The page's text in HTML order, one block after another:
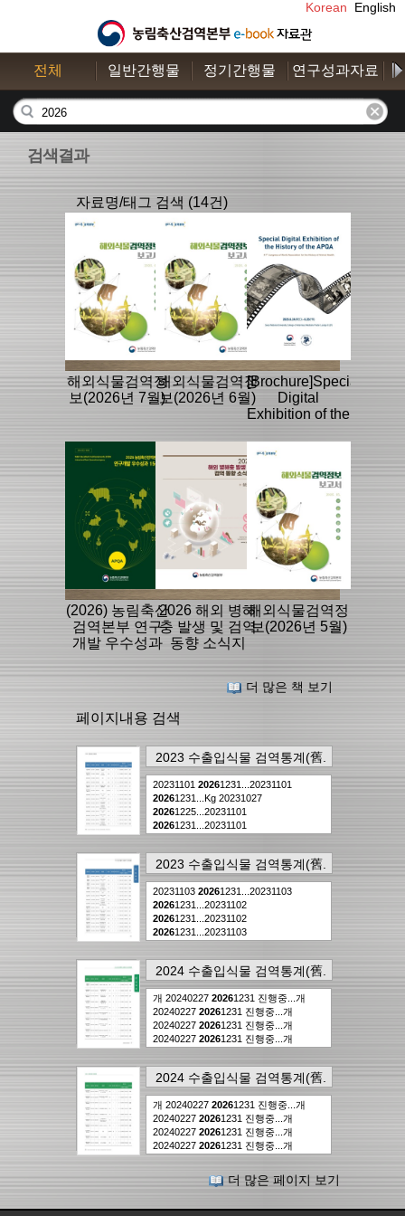
Korean English
전체 일반간행물 정기간행물 연구성과자료
검색결과
자료명/태그 검색 (14건)
해외식물검역정
보(2026년 7월)
해외식물검역정
보(2026년 6월)
[Brochure]Special
Digital
Exhibition of the
APQA
(2026) 농림축산
검역본부 연구
개발 우수성과
2026 해외 병해
충 발생 및 검역
동향 소식지
해외식물검역정
보(2026년 5월)
더 많은 책 보기
페이지내용 검색
2023 수출입식물 검역통계(舊.
식물검역연보)의50page에
서.. 9건
20231101 20261231...20231101
20261231...Kg 20231027
20261225...20231101
20261231...20231101
20261231...20231101
20261231...20231101
20261231...202311012026 1231...
2023 수출입식물 검역통계(舊.
식물검역연보)의51page에
서.. 8건
20231103 20261231...20231103
20261231...20231102
20261231...20231102
20261231...20231103
20261231...20231102
20261231...2023110320261231...
2024 수출입식물 검역통계(舊.
식물검역연보)의45page에
서.. 7건
개 20240227 20261231 진행중...개
20240227 20261231 진행중...개
20240227 20261231 진행중...개
20240227 20261231 진행중...개
2024042220261231 진행중...개
2024022720261231 진행중...
2024 수출입식물 검역통계(舊.
식물검역연보)의46page에
서.. 7건
개 20240227 20261231 진행중...개
20240227 20261231 진행중...개
20240227 20261231 진행중...개
20240227 20261231 진행중...개
1231 진행중...개
20240227
20261231 진행중...
더 많은 페이지 보기